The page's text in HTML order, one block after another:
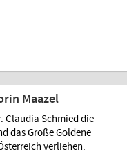
Maazel
Claudia Schmied die
das Große Goldene
verliehen.